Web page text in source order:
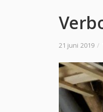
21 juni 2019 /